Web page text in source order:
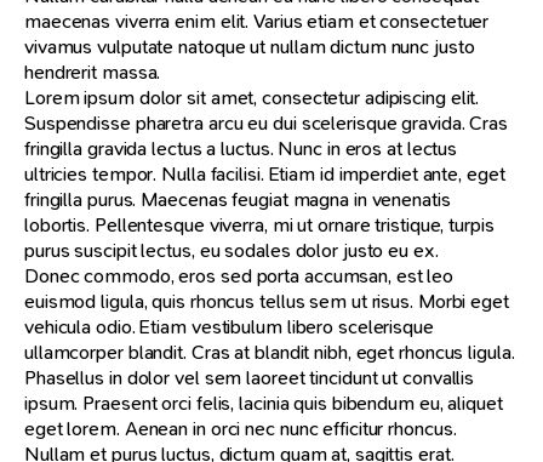
maecenas viverra enim elit. Varius etiam et consectetuer
vivamus vulputate natoque ut nullam dictum nunc justo
hendrerit massa.
Lorem ipsum dolor sit amet, consectetur adipiscing elit.
Suspendisse pharetra arcu eu dui scelerisque gravida. Cras
fringilla gravida lectus a luctus. Nunc in eros at lectus
ultricies tempor. Nulla facilisi. Etiam id imperdiet ante, eget
fringilla purus. Maecenas feugiat magna in venenatis
lobortis. Pellentesque viverra, mi ut ornare tristique, turpis
purus suscipit lectus, eu sodales dolor justo eu ex.
Donec commodo, eros sed porta accumsan, est leo
euismod ligula, quis rhoncus tellus sem ut risus. Morbi eget
vehicula odio. Etiam vestibulum libero scelerisque
ullamcorper blandit. Cras at blandit nibh, eget rhoncus ligula.
Phasellus in dolor vel sem laoreet tincidunt ut convallis
ipsum. Praesent orci felis, lacinia quis bibendum eu, aliquet
eget lorem. Aenean in orci nec nunc efficitur rhoncus.
Nullam et purus luctus, dictum quam at, sagittis erat.